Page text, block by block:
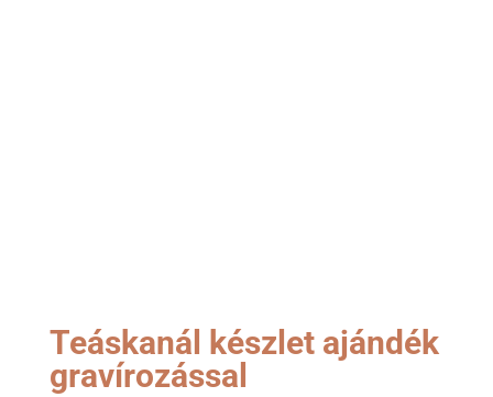
Teáskanál készlet ajándék
gravírozással